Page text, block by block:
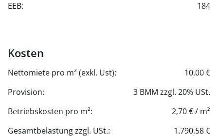
EEB:
184
Kosten
Nettomiete pro m² (exkl. Ust):
10,00 €
Provision:
3 BMM zzgl. 20% USt.
Betriebskosten pro m²:
2,70 € / m²
Gesamtbelastung zzgl. USt.:
1.790,58 €